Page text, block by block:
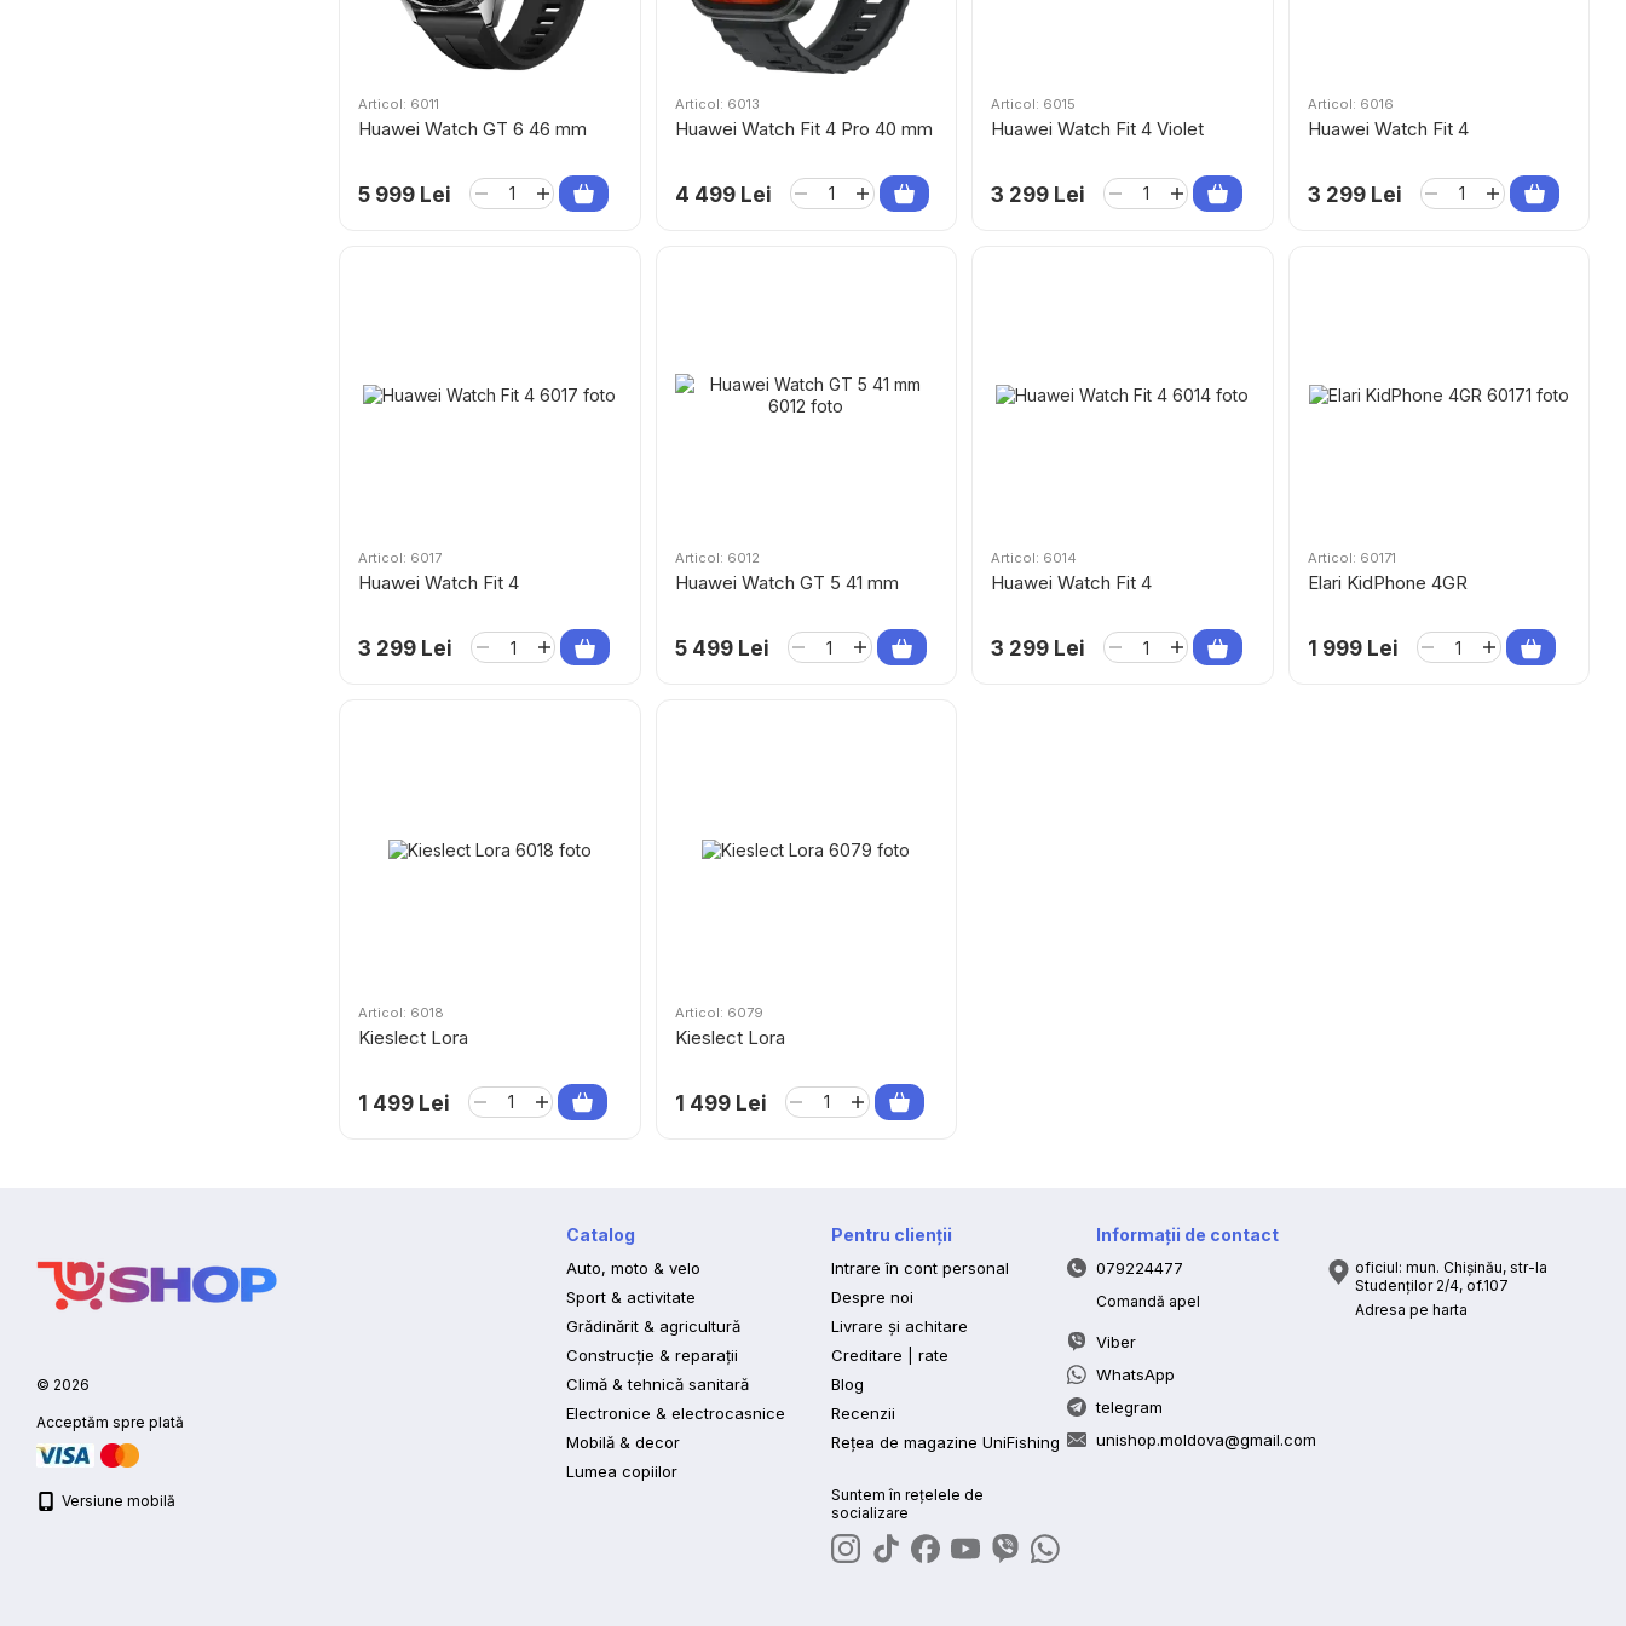
Articol: 6011
Huawei Watch GT 6 46 mm
5 999 Lei
Articol: 6013
Huawei Watch Fit 4 Pro 40 mm
4 499 Lei
Articol: 6015
Huawei Watch Fit 4 Violet
3 299 Lei
Articol: 6016
Huawei Watch Fit 4
3 299 Lei
Articol: 6017
Huawei Watch Fit 4
3 299 Lei
Articol: 6012
Huawei Watch GT 5 41 mm
5 499 Lei
Articol: 6014
Huawei Watch Fit 4
3 299 Lei
Articol: 60171
Elari KidPhone 4GR
1 999 Lei
Articol: 6018
Kieslect Lora
1 499 Lei
Articol: 6079
Kieslect Lora
1 499 Lei
© 2026
Acceptăm spre plată
Versiune mobilă
Catalog
Auto, moto & velo
Sport & activitate
Grădinărit & agricultură
Construcție & reparații
Climă & tehnică sanitară
Electronice & electrocasnice
Mobilă & decor
Lumea copiilor
Pentru clienții
Intrare în cont personal
Despre noi
Livrare și achitare
Creditare | rate
Blog
Recenzii
Rețea de magazine UniFishing
Suntem în rețelele de
socializare
Informații de contact
079224477
Comandă apel
Viber
WhatsApp
telegram
unishop.moldova@gmail.com
oficiul: mun. Chișinău, str-la
Studenților 2/4, of.107
Adresa pe harta